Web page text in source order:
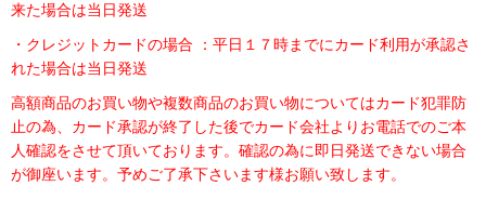
来た場合は当日発送
・クレジットカードの場合 ：平日１７時までにカード利用が承認さ
れた場合は当日発送
高額商品のお買い物や複数商品のお買い物についてはカード犯罪防
止の為、カード承認が終了した後でカード会社よりお電話でのご本
人確認をさせて頂いております。確認の為に即日発送できない場合
が御座います。予めご了承下さいます様お願い致します。